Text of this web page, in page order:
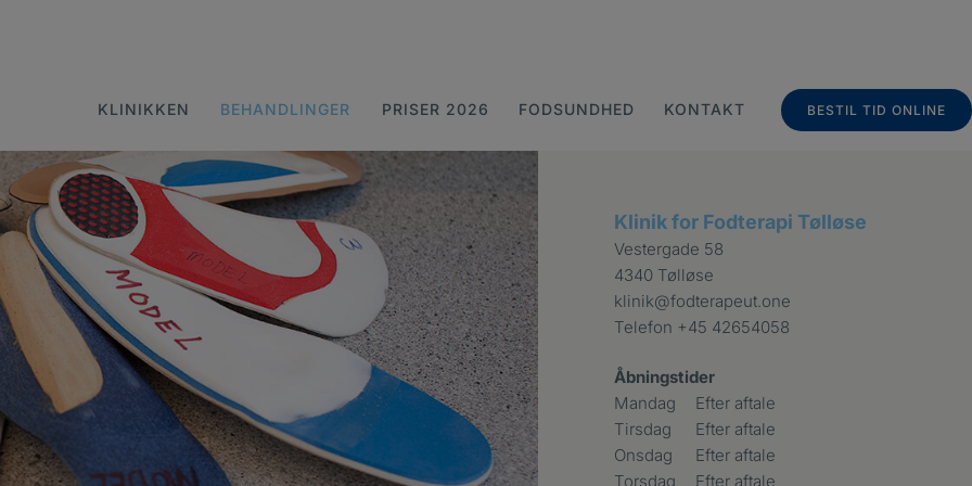
KLINIKKEN BEHANDLINGER PRISER 2026 FODSUNDHED KONTAKT BESTIL TID ONLINE
Klinik for Fodterapi Tølløse
Vestergade 58
4340 Tølløse
klinik@fodterapeut.one
Telefon +45 42654058
Åbningstider
Mandag
Efter aftale
Tirsdag
Efter aftale
Onsdag
Efter aftale
Torsdag
Efter aftale